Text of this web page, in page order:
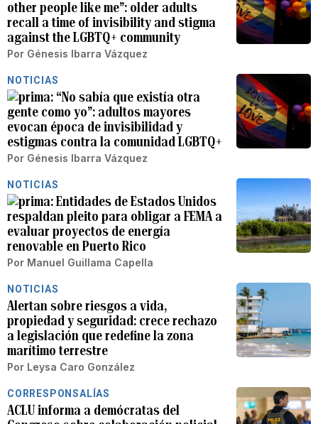
other people like me”: older adults
recall a time of invisibility and stigma
against the LGBTQ+ community
Por Génesis Ibarra Vázquez
NOTICIAS
“No sabía que existía otra
gente como yo”: adultos mayores
evocan época de invisibilidad y
estigmas contra la comunidad LGBTQ+
Por Génesis Ibarra Vázquez
NOTICIAS
Entidades de Estados Unidos
respaldan pleito para obligar a FEMA a
evaluar proyectos de energía
renovable en Puerto Rico
Por Manuel Guillama Capella
NOTICIAS
Alertan sobre riesgos a vida,
propiedad y seguridad: crece rechazo
a legislación que redefine la zona
marítimo terrestre
Por Leysa Caro González
CORRESPONSALÍAS
ACLU informa a demócratas del